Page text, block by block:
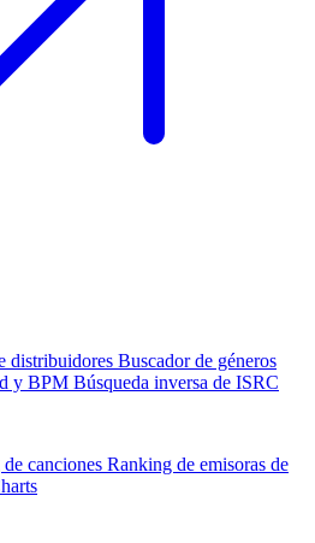
distribuidores Buscador de géneros
y BPM Búsqueda inversa de ISRC
canciones Ranking de emisoras de